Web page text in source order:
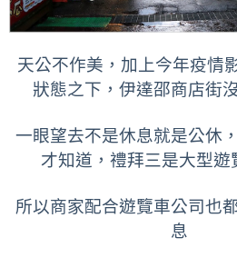
天公不作美，加上今年疫情
狀態之下， 伊達邵商店街
一眼望去不是休息就是公休
才知道，禮拜三是大型遊
所以商家配合遊覽車公司也
息